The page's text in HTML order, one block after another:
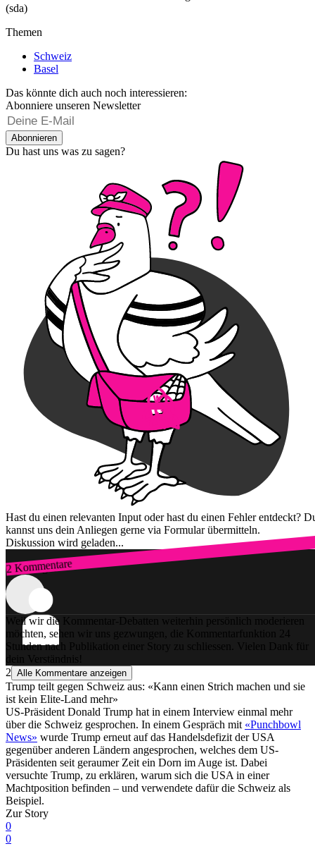
(sda)
Themen
Schweiz
Basel
Das könnte dich auch noch interessieren:
Abonniere unseren Newsletter
Abonnieren
Du hast uns was zu sagen?
Hast du einen relevanten Input oder hast du einen Fehler entdeckt?
kannst uns dein Anliegen gerne via Formular übermitteln.
Diskussion wird geladen...
2 Kommentare
Zum Login
Weil wir die Kommentar-Debatten weiterhin persönlich moderieren
möchten, sehen wir uns gezwungen, die Kommentarfunktion 24
Stunden nach Publikation einer Story zu schliessen. Vielen Dank für
dein Verständnis!
2 Alle Kommentare anzeigen
Trump teilt gegen Schweiz aus: «Kann einen Strich machen und sie
ist kein Elite-Land mehr»
US-Präsident Donald Trump hat in einem Interview einmal mehr
über die Schweiz gesprochen. In einem Gespräch mit «Punchbowl
News» wurde Trump erneut auf das Handelsdefizit der USA
gegenüber anderen Ländern angesprochen, welches dem US-
Präsidenten seit geraumer Zeit ein Dorn im Auge ist. Dabei
versuchte Trump, zu erklären, warum sich die USA in einer
Machtposition befinden – und verwendete dafür die Schweiz als
Beispiel.
Zur Story
0
0